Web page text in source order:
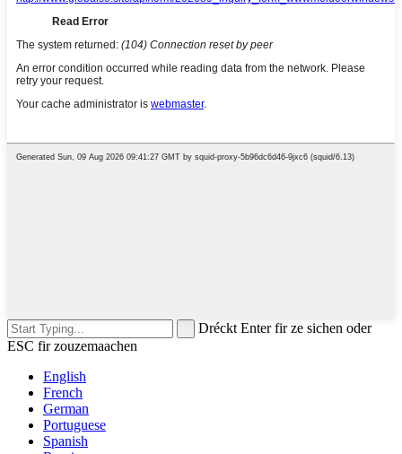
Dréckt Enter fir ze sichen oder
ESC fir zouzemaachen
English
French
German
Portuguese
Spanish